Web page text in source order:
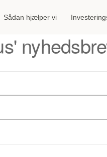
Sådan hjælper vi